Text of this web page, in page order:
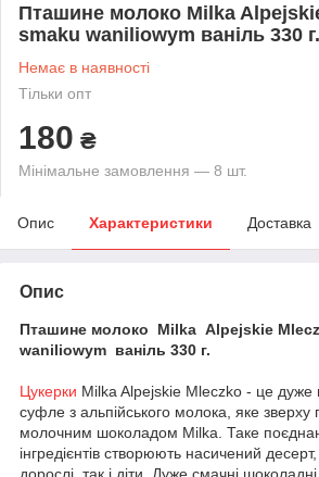
Пташине молоко Milka
smaku waniliowym ваніль 330 г.
Немає в наявності
Тільки опт
180 ₴
Мінімальне замовлення — 8 шт.
Опис Характеристики Доставка
Опис
Пташине молоко Milka Alpejskie
waniliowym ваніль 330 г.
Цукерки Milka Alpejskie Mleczko - це дуже
суфле з альпійського молока, яке зверху
молочним шоколадом Milka. Таке
інгредієнтів створюють насичений
дорослі, так і діти. Дуже смачні